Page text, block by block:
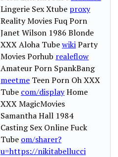
Lingerie Sex Xtube proxy
Reality Movies Fuq Porn
Janet Wilson 1986 Blonde
XXX Aloha TubewikiParty
Movies Porhub realeflow
Amateur Porn SpankBang
meetme Teen Porn Oh XXX
Tube com/displayHome
XXX MagicMovies
Samantha Hall 1984
Casting Sex Online Fuck
Tube om/sharer?
u=https://nikitabellucci